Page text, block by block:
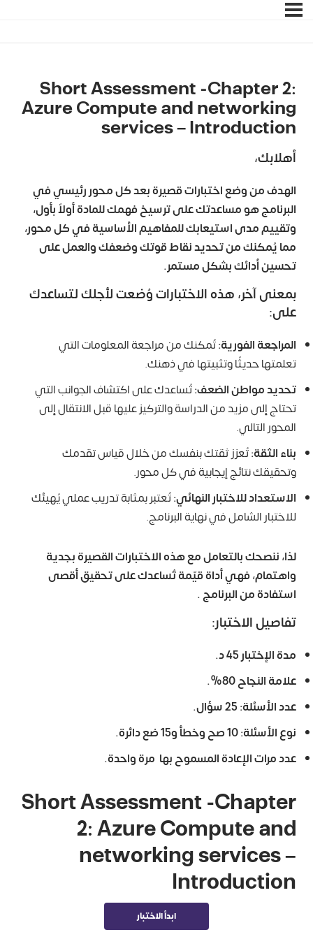
Short Assessment -Chapter 2:
Azure Compute and networking
services – Introduction
أهلابك،
الهدف من وضع اختبارات قصيرة بعد كل محور رئيسي في
البرنامج هو مساعدتك على ترسيخ فهمك للمادة أولاً بأول،
وتقييم مدى استيعابك للمفاهيم الأساسية في كل محور،
مما يُمكنك من تحديد نقاط قوتك وضعفك والعمل على
تحسين أدائك بشكل مستمر.
بمعنى آخر، هذه الاختبارات وُضعت لأجلك لتساعدك
على:
المراجعة الفورية:تُمكنك من مراجعة المعلومات التي
تعلمتها حديثًا وتثبيتها في ذهنك.
تحديد مواطن الضعف:تُساعدك على اكتشاف الجوانب التي
تحتاج إلى مزيد من الدراسة والتركيز عليها قبل الانتقال إلى
المحور التالي.
بناء الثقة:تُعزز ثقتك بنفسك من خلال قياس تقدمك
وتحقيقك نتائج إيجابية في كل محور.
الاستعداد للاختبار النهائي:تُعتبر بمثابة تدريب عملي يُهيئك
للاختبار الشامل في نهاية البرنامج.
لذا، ننصحك بالتعامل مع هذه الاختبارات القصيرة بجدية
واهتمام، فهي أداة قيّمة تُساعدك على تحقيق أقصى
استفادة من البرنامج .
تفاصيل الاختبار:
مدة الإختبار 45 د.
علامة النجاح 80%.
عدد الأسئلة: 25 سؤال.
نوع الأسئلة: 10 صح وخطأ و15 ضع دائرة.
عدد مرات الإعادة المسموح بها مرة واحدة.
Short Assessment -Chapter
2: Azure Compute and
networking services –
Introduction